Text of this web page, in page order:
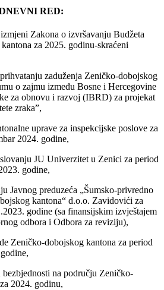
RED:
Zakona o izvršavanju Budžeta
za 2025. godinu-skraćeni
zaduženja Zeničko-dobojskog
o zajmu između Bosne i Hercegovine
za obnovu i razvoj (IBRD) za projekat
zraka”,
uprave za inspekcijske poslove za
2024. godine,
JU Univerzitet u Zenici za period
godine,
Javnog preduzeća „Šumsko-privredno
kantona“ d.o.o. Zavidovići za
godine (sa finansijskim izvještajem
odbora i Odbora za reviziju),
Zeničko-dobojskog kantona za period
na području Zeničko-
2024. godinu,